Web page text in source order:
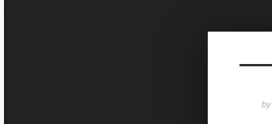
by
Sketchbook5, 스케치북5